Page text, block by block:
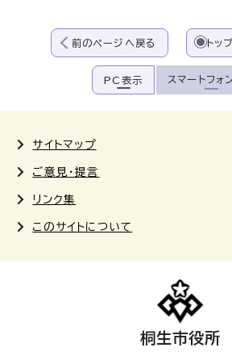
前のページへ戻る トッ
PC表示 スマートフォ
サイトマップ
ご意見・提言
リンク集
このサイトについて
桐生市役所